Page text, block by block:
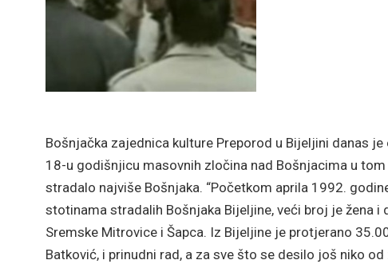
Bošnjačka zajednica kulture Preporod u Bijeljini danas
18-u godišnjicu masovnih zločina nad Bošnjacima u
stradalo najviše Bošnjaka. “Početkom aprila 1992.
stotinama stradalih Bošnjaka Bijeljine, veći broj je žena
Sremske Mitrovice i Šapca. Iz Bijeljine je protjerano
Batković, i prinudni rad, a za sve što se desilo još niko